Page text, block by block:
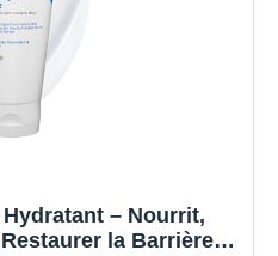
– Nourrit,
la Barrière